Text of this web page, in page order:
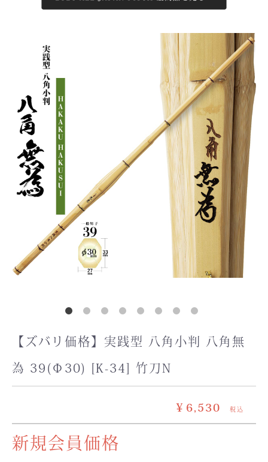
【ズバリ価格】実践型 八角小判 八角無
為 39(Φ30) [K-34] 竹刀N
￥6,530 税込
新規会員価格